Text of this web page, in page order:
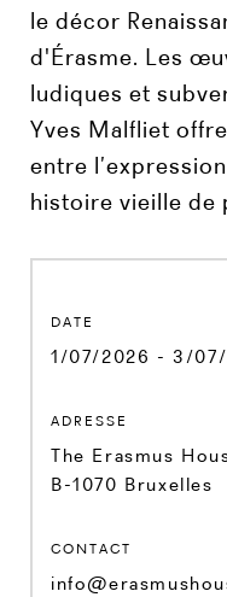
le décor
d'Érasme. Les
ludiques et
Yves Malfliet
entre
histoire vieille de
DATE
1/07/2026 - 3/
ADRESSE
The Erasmus
B-1070 Bruxelles
CONTACT